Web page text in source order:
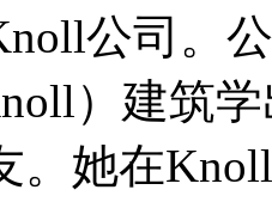
公司。
）建筑
。她在